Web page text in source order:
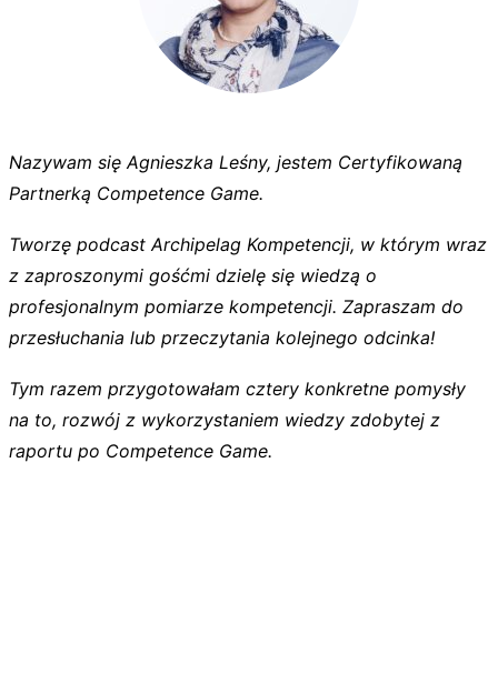
Nazywam się Agnieszka Leśny, jestem Certyfikowaną
Partnerką Competence Game.
Tworzę podcast Archipelag Kompetencji, w którym wraz
z zaproszonymi gośćmi dzielę się wiedzą o
profesjonalnym pomiarze kompetencji. Zapraszam do
przesłuchania lub przeczytania kolejnego odcinka!
Tym razem przygotowałam cztery konkretne pomysły
na to, rozwój z wykorzystaniem wiedzy zdobytej z
raportu po Competence Game.